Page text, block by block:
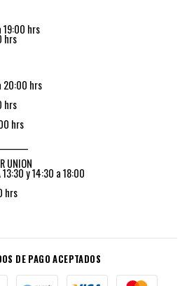
19:00 hrs
hrs
20:00 hrs
hrs
hrs
UNION
y 14:30 a 18:00
hrs
DE PAGO ACEPTADOS